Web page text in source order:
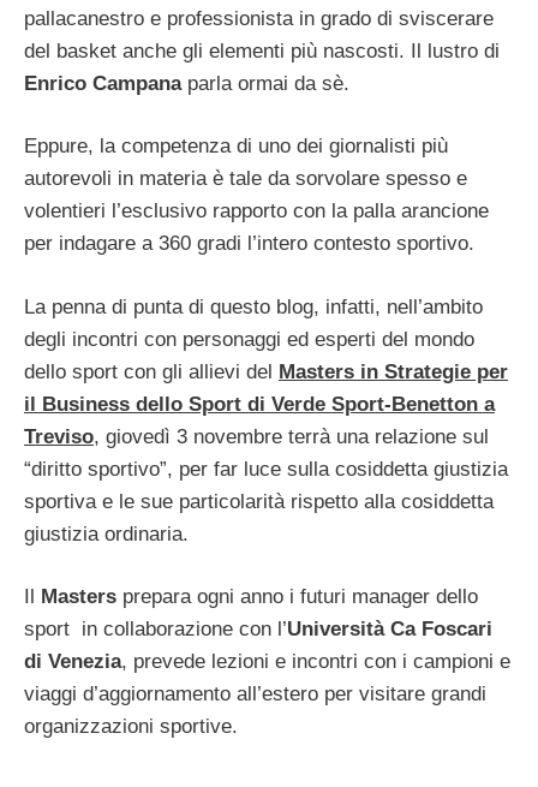
pallacanestro e professionista in grado di sviscerare
del basket anche gli elementi più nascosti. Il lustro di
Enrico Campanaparla ormai da sè.
Eppure, la competenza di uno dei giornalisti più
autorevoli in materia è tale da sorvolare spesso e
volentieri l’esclusivo rapporto con la palla arancione
per indagare a 360 gradi l’intero contesto sportivo.
La penna di punta di questo blog, infatti, nell’ambito
degli incontri con personaggi ed esperti del mondo
dello sport con gli allievi del Masters in Strategie per
il Business dello Sport di Verde Sport-Benetton a
Treviso, giovedì 3 novembre terrà una relazione sul
“diritto sportivo”, per far luce sulla cosiddetta giustizia
sportiva e le sue particolarità rispetto alla cosiddetta
giustizia ordinaria.
Masters prepara ogni anno i futuri manager dello
sport in collaborazione con l’Università Ca Foscari
di Venezia, prevede lezioni e incontri con i campioni e
viaggi d’aggiornamento all’estero per visitare grandi
organizzazioni sportive.